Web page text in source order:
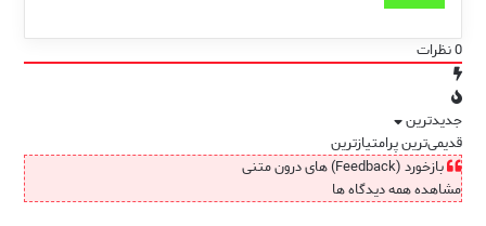
0نظرات
جدیدترین
قدیمی‌ترینپرامتیازترین
بازخورد (Feedback) های درون متنی
مشاهده همه دیدگاه ها